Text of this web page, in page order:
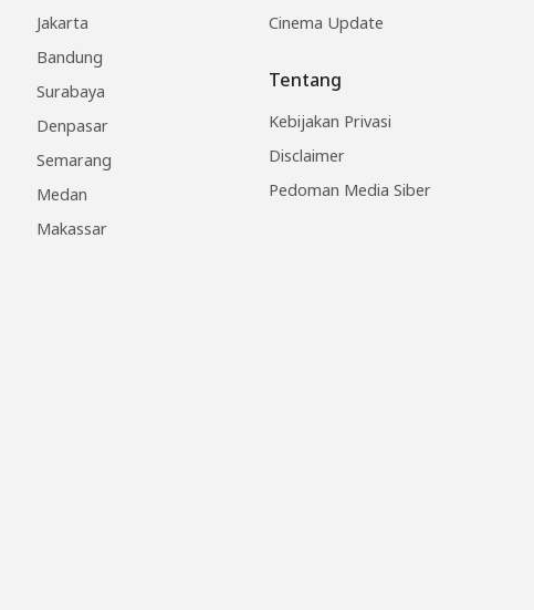
Jakarta
Bandung
Surabaya
Denpasar
Semarang
Medan
Makassar
Cinema Update
Tentang
Kebijakan Privasi
Disclaimer
Pedoman Media Siber